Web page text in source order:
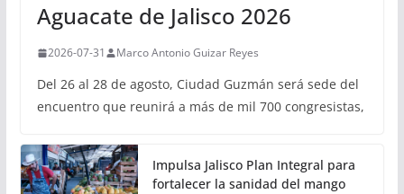
Aguacate de Jalisco 2026
2026-07-31 Marco Antonio Guizar Reyes
Del 26 al 28 de agosto, Ciudad Guzmán será sede del
encuentro que reunirá a más de mil 700 congresistas,
Impulsa Jalisco Plan Integral para
fortalecer la sanidad del mango